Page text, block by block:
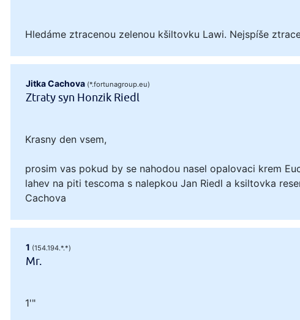
Hledáme ztracenou zelenou kšiltovku Lawi. Nejspíše
Jitka Cachova (*.fortunagroup.eu)
Ztraty syn Honzik Riedl
Krasny den vsem,
prosim vas pokud by se nahodou nasel opalovaci krem
lahev na piti tescoma s nalepkou Jan Riedl a ksiltovka
Cachova
1 (154.194.*.*)
Mr.
1'"